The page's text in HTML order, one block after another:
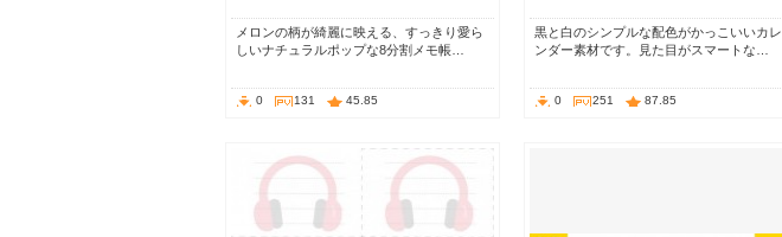
メロンの柄が綺麗に映える、すっきり愛ら
しいナチュラルポップな8分割メモ帳…
0 131 45.85
黒と白のシンプルな配色がかっこいいカレ
ンダー素材です。見た目がスマートな…
0 251 87.85